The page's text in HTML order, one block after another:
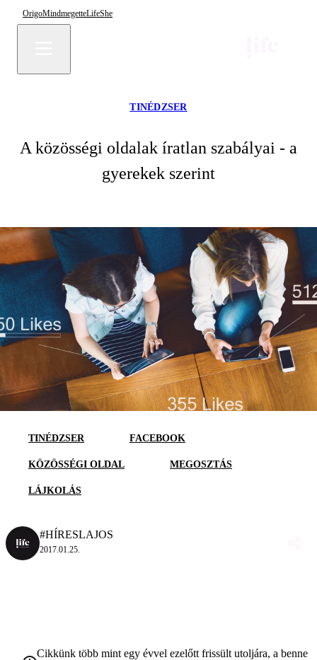
OrigoMindmegetteLifeShe
TINÉDZSER
A közösségi oldalak íratlan szabályai - a
gyerekek szerint
TINÉDZSER FACEBOOK
KÖZÖSSÉGI OLDAL MEGOSZTÁS
LÁJKOLÁS
#HÍRESLAJOS
2017.01.25.
Cikkünk több mint egy évvel ezelőtt frissült utoljára, a benne